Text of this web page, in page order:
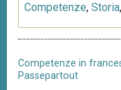
Competenze, Storia,
Competenze in
Passepartout